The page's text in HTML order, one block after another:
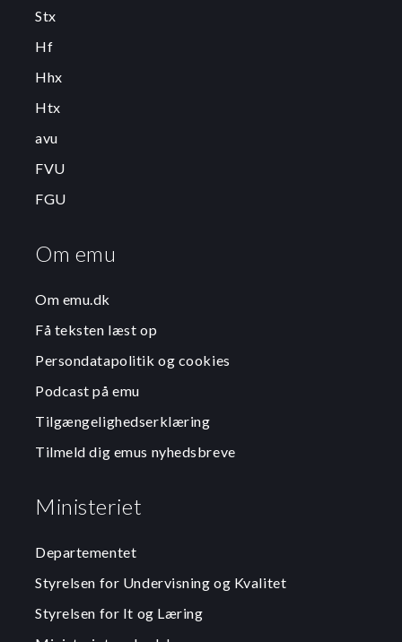
Stx
Hf
Hhx
Htx
avu
FVU
FGU
Om emu
Om emu.dk
Få teksten læst op
Persondatapolitik og cookies
Podcast på emu
Tilgængelighedserklæring
Tilmeld dig emus nyhedsbreve
Ministeriet
Departementet
Styrelsen for Undervisning og Kvalitet
Styrelsen for It og Læring